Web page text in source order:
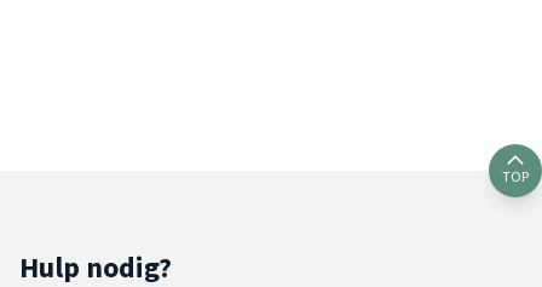
TOP
Hulp nodig?